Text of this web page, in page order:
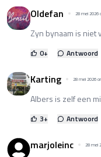
Oldefan 28 mei 2026
Zyn bynaam is niet
0+ Antwoord
Karting 28 mei 2026
Albers is zelf een
3+ Antwoord
marjoleinc 28 mei